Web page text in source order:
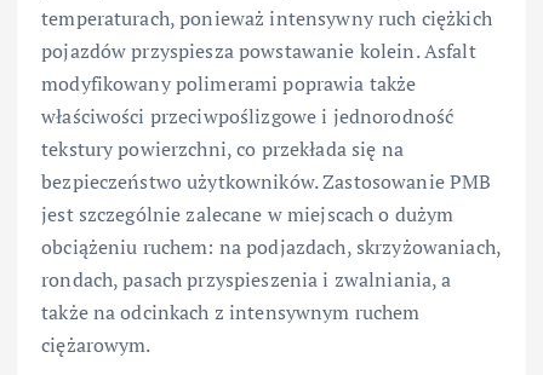
temperaturach, ponieważ intensywny ruch ciężkich
pojazdów przyspiesza powstawanie kolein. Asfalt
modyfikowany polimerami poprawia także
właściwości przeciwpoślizgowe i jednorodność
tekstury powierzchni, co przekłada się na
bezpieczeństwo użytkowników. Zastosowanie PMB
jest szczególnie zalecane w miejscach o dużym
obciążeniu ruchem: na podjazdach, skrzyżowaniach,
rondach, pasach przyspieszenia i zwalniania, a
także na odcinkach z intensywnym ruchem
ciężarowym.